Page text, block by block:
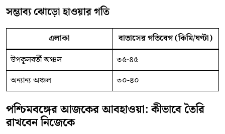
সম্ভাব্য ঝোড়ো হাওয়ার গতি
এলাকা
বাতাসের গতিবেগ (কিমি/ঘণ্টা)
উপকূলবর্তী অঞ্চল
৩৫-৪৫
অন্যান্য অঞ্চল
৩০-৪০
পশ্চিমবঙ্গের আজকের আবহাওয়া: কীভাবে তৈরি
রাখবেন নিজেকে